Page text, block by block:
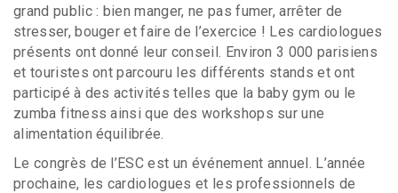
grand public : bien manger, ne pas fumer, arrêter de
stresser, bouger et faire de l’exercice ! Les cardiologues
présents ont donné leur conseil. Environ 3 000 parisiens
et touristes ont parcouru les différents stands et ont
participé à des activités telles que la baby gym ou le
zumba fitness ainsi que des workshops sur une
alimentation équilibrée.
Le congrès de l’ESC est un événement annuel. L’année
prochaine, les cardiologues et les professionnels de